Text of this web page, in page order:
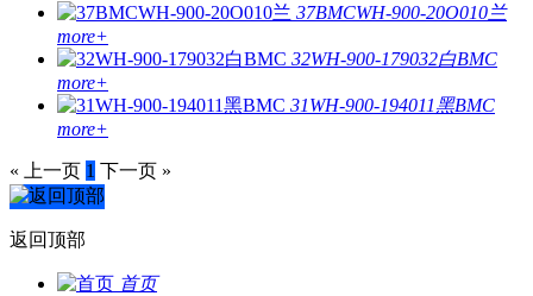
37BMCWH-900-20O010兰
more+
32WH-900-179032白BMC
more+
31WH-900-194011黑BMC
more+
« 上一页 1 下一页 »
返回顶部
首页